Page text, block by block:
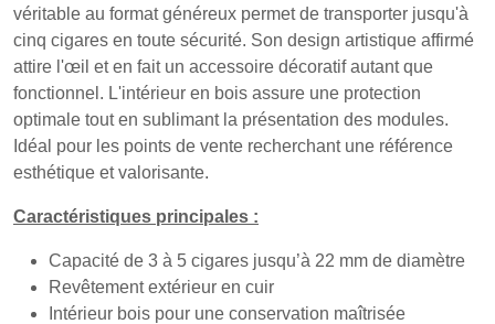
véritable au format généreux permet de transporter jusqu'à
cinq cigares en toute sécurité. Son design artistique affirmé
attire l'œil et en fait un accessoire décoratif autant que
fonctionnel. L'intérieur en bois assure une protection
optimale tout en sublimant la présentation des modules.
Idéal pour les points de vente recherchant une référence
esthétique et valorisante.
Caractéristiques principales :
Capacité de 3 à 5 cigares jusqu’à 22 mm de diamètre
Revêtement extérieur en cuir
Intérieur bois pour une conservation maîtrisée